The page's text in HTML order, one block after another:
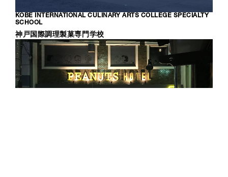
KOBE INTERNATIONAL CULINARY ARTS COLLEGE SPECIALTY
SCHOOL
神戸国際調理製菓専門学校